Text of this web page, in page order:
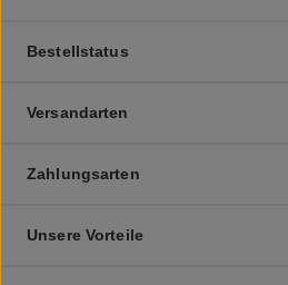
Bestellstatus
Versandarten
Zahlungsarten
Unsere Vorteile